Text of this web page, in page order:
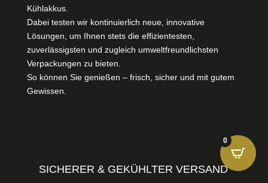
Kühlakkus.
Dabei testen wir kontinuierlich neue, innovative
Lösungen, um Ihnen stets die effizientesten,
zuverlässigsten und zugleich umweltfreundlichsten
Verpackungen zu bieten.
So können Sie genießen – frisch, sicher und mit gutem
Gewissen.
SICHERER & GEKÜHLTER VERSAND
0